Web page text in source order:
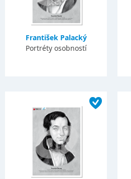
František Palacký
Portréty osobností